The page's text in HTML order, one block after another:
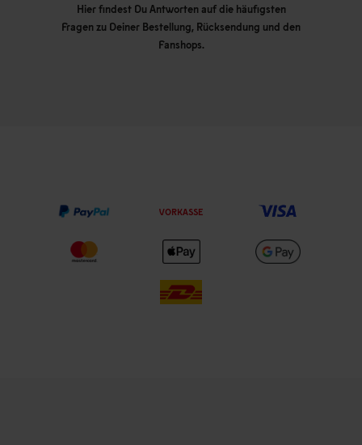
Hier findest Du Antworten auf die häufigsten
Fragen zu Deiner Bestellung, Rücksendung und den
Fanshops.
VORKASSE